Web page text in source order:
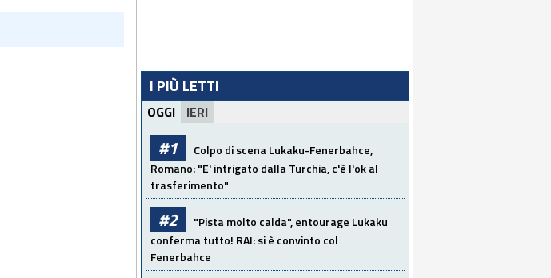
I PIÙ LETTI
OGGI IERI
#1
Colpo di scena Lukaku-Fenerbahce,
Romano: "E' intrigato dalla Turchia, c'è l'ok al
trasferimento"
#2
"Pista molto calda", entourage Lukaku
conferma tutto! RAI: si è convinto col
Fenerbahce